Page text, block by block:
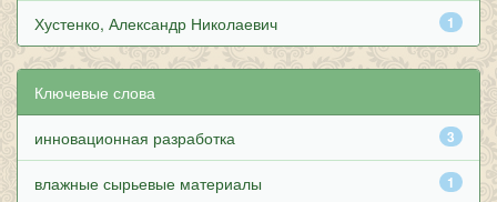
1
Хустенко, Александр Николаевич
Ключевые слова
3
инновационная разработка
1
влажные сырьевые материалы